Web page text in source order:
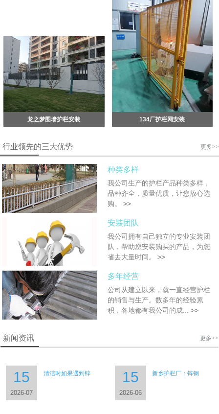
龙之梦围墙护栏安装 134厂护栏网安装
行业领先的三大优势 更多>>
种类多样
我公司生产的护栏产品种类多样，
品种齐全，质量优质，让您放心选
购。 >>
安装团队
我公司拥有自己独立的专业安装团
队，帮助您安装购买的产品，为您
省去大量时间。 >>
多年经营
公司从建立以来，就一直经营护栏
的销售与生产。数多年的经验累
积，各地都有我公司的成... >>
新闻资讯 更多>>
15
2026-07
清洁时如果遇到锌 15
2026-06
新乡护栏厂：锌钢